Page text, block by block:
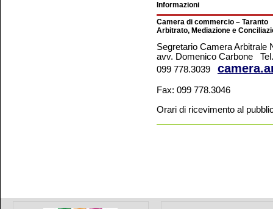
Informazioni
Camera di commercio – Taranto
Arbitrato, Mediazione e
Segretario Camera Arbitrale
avv. Domenico Carbone Tel.
099 778.3039
Fax: 099 778.3046
Orari di ricevimento al